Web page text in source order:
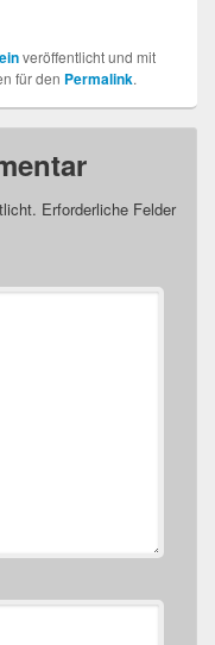
veröffentlicht und mit
für den Permalink.
Erforderliche Felder